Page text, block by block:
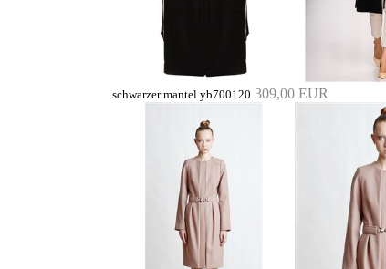
schwarzer mantel yb700120 309,00 EUR